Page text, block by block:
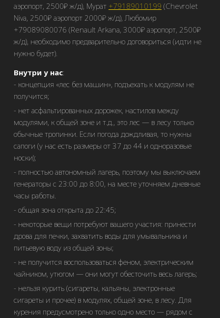
аэропорт, 2500₽ ж/д), Мурат +79189010199 (Chevrolet
Niva, 2500₽ аэропорт 2000₽ ж/д), Любомир
+79089080076 (Renault Arkana, 3000₽ аэропорт, 2500₽
ж/д), необходимо предварительно договориться (идти не
нужно будет).
Внутри у нас:
концепция «лес без машин», подъехать к модулям не
получится;
нет асфальтированных дорожек, настилов между
модулями, к общей зоне и т.д., это лес — в лесу только
обычные тропинки. Если погода дождливая, то нужны
сапоги (у нас есть размеры от 37 до 44 и одноразовые
носки);
полностью автономный лагерь, поэтому мы выключаем
генераторы с 23:00 до 8:00, на месте уточняем дневные
часы работы.
общая зона открыта до 22:45;
некоторые вещи потребуют вашего участия: принести
дрова для печки, захватить воды для умывальника и
питьевую воду из общей зоны;
не получится воспользоваться феном, электрическим
чайником, утюгом — они могут обесточить весь лагерь;
нельзя курить (сигареты, кальяны, электронные
сигареты и прочее) в модулях, общей зоне, в лесу. Для
курения предусмотрено только одно место — рядом с